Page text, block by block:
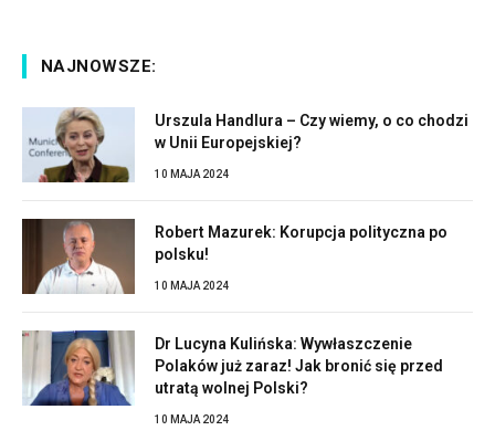
NAJNOWSZE:
Urszula Handlura – Czy wiemy, o co chodzi
w Unii Europejskiej?
10 MAJA 2024
Robert Mazurek: Korupcja polityczna po
polsku!
10 MAJA 2024
Dr Lucyna Kulińska: Wywłaszczenie
Polaków już zaraz! Jak bronić się przed
utratą wolnej Polski?
10 MAJA 2024